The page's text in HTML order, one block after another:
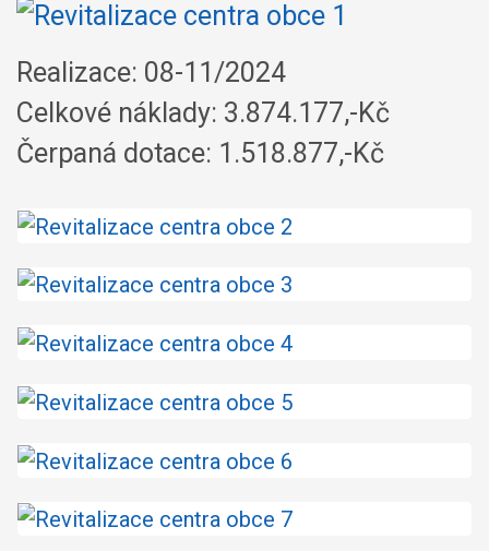
Realizace: 08-11/2024
Celkové náklady: 3.874.177,-Kč
Čerpaná dotace: 1.518.877,-Kč